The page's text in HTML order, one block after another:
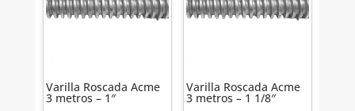
Varilla Roscada Acme
3 metros – 1″
Varilla Roscada Acme
3 metros – 1 1/8″